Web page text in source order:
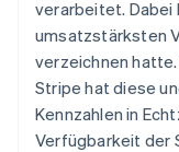
verarbeitet. Dabei
umsatzstärksten
verzeichnen hatte.
Stripe hat diese
Kennzahlen in
Verfügbarkeit der